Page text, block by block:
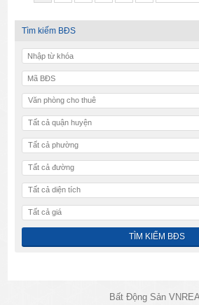
Tìm kiếm BĐS
Văn phòng cho thuê
Tất cả quận huyện
Tất cả phường
Tất cả đường
Tất cả diện tích
Tất cả giá
Bất Động Sản